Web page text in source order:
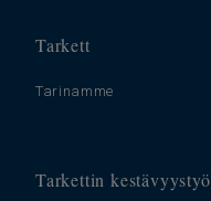
Tarkett
Tarinamme
Tarkettin kestävyystyö